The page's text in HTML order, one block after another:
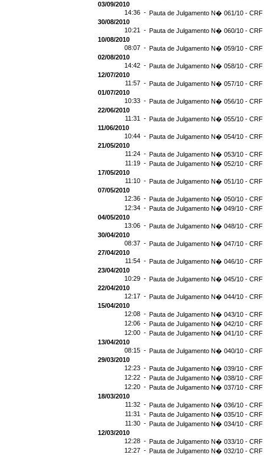
03/09/2010
14:36 - Pauta de Julgamento N� 061/10 - CRF
30/08/2010
10:21 - Pauta de Julgamento N� 060/10 - CRF
10/08/2010
08:07 - Pauta de Julgamento N� 059/10 - CRF
02/08/2010
14:42 - Pauta de Julgamento N� 058/10 - CRF
12/07/2010
11:57 - Pauta de Julgamento N� 057/10 - CRF
01/07/2010
10:33 - Pauta de Julgamento N� 056/10 - CRF
22/06/2010
11:31 - Pauta de Julgamento N� 055/10 - CRF
11/06/2010
10:44 - Pauta de Julgamento N� 054/10 - CRF
21/05/2010
11:24 - Pauta de Julgamento N� 053/10 - CRF
11:19 - Pauta de Julgamento N� 052/10 - CRF
17/05/2010
11:10 - Pauta de Julgamento N� 051/10 - CRF
07/05/2010
12:36 - Pauta de Julgamento N� 050/10 - CRF
12:34 - Pauta de Julgamento N� 049/10 - CRF
04/05/2010
13:06 - Pauta de Julgamento N� 048/10 - CRF
30/04/2010
08:37 - Pauta de Julgamento N� 047/10 - CRF
27/04/2010
11:54 - Pauta de Julgamento N� 046/10 - CRF
23/04/2010
10:29 - Pauta de Julgamento N� 045/10 - CRF
22/04/2010
12:17 - Pauta de Julgamento N� 044/10 - CRF
15/04/2010
12:08 - Pauta de Julgamento N� 043/10 - CRF
12:06 - Pauta de Julgamento N� 042/10 - CRF
12:00 - Pauta de Julgamento N� 041/10 - CRF
13/04/2010
08:15 - Pauta de Julgamento N� 040/10 - CRF
29/03/2010
12:23 - Pauta de Julgamento N� 039/10 - CRF
12:22 - Pauta de Julgamento N� 038/10 - CRF
12:20 - Pauta de Julgamento N� 037/10 - CRF
18/03/2010
11:32 - Pauta de Julgamento N� 036/10 - CRF
11:31 - Pauta de Julgamento N� 035/10 - CRF
11:30 - Pauta de Julgamento N� 034/10 - CRF
12/03/2010
12:28 - Pauta de Julgamento N� 033/10 - CRF
12:27 - Pauta de Julgamento N� 032/10 - CRF